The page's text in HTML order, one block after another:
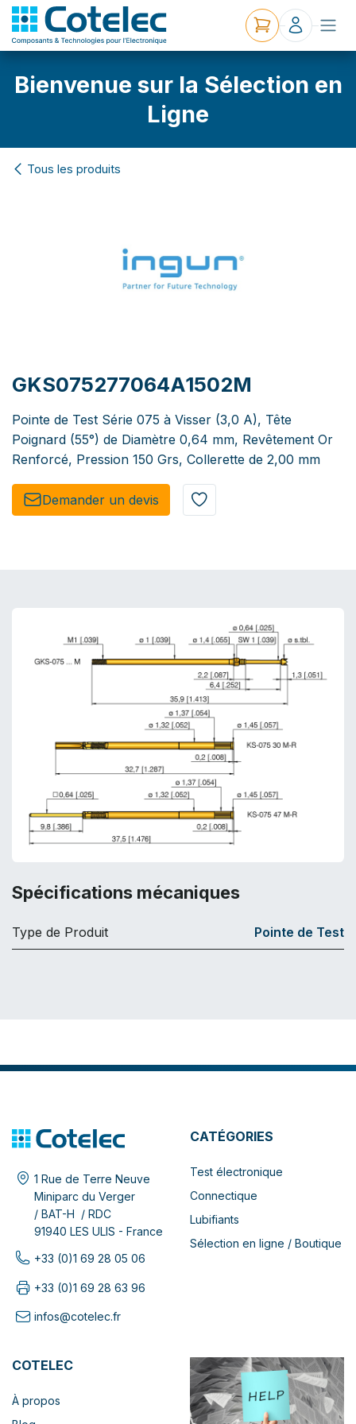
Bienvenue sur la Sélection en
Ligne
Tous les produits
GKS075277064A1502M
Pointe de Test Série 075 à Visser (3,0 A), Tête
Poignard (55°) de Diamètre 0,64 mm, Revêtement Or
Renforcé, Pression 150 Grs, Collerette de 2,00 mm
Demander un de​​vis​​
Spécifications mécaniques
Type de Produit Pointe de Test
1 Rue de Terre Neuve
Miniparc du Verger
/ BAT-H / RDC
91940 LES ULIS - France
+33 (0)1 69 28 05 06
+33 (0)1 69 28 63 96
infos@cotelec.fr
CATÉGORIES
Test électronique
Connectique
Lubifiants
Sélection en ligne / Boutique
COTELEC
À propos